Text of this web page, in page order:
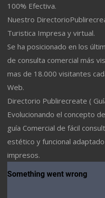
100% Efectiva.
Nuestro
Turistica Impresa y virtual.
Se ha posicionado en los
de consulta comercial más
mas de 18.000 visitantes
Web.
Directorio Publirecreate (
Evolucionando el concepto
guía Comercial de fácil
estético y funcional
impresos.